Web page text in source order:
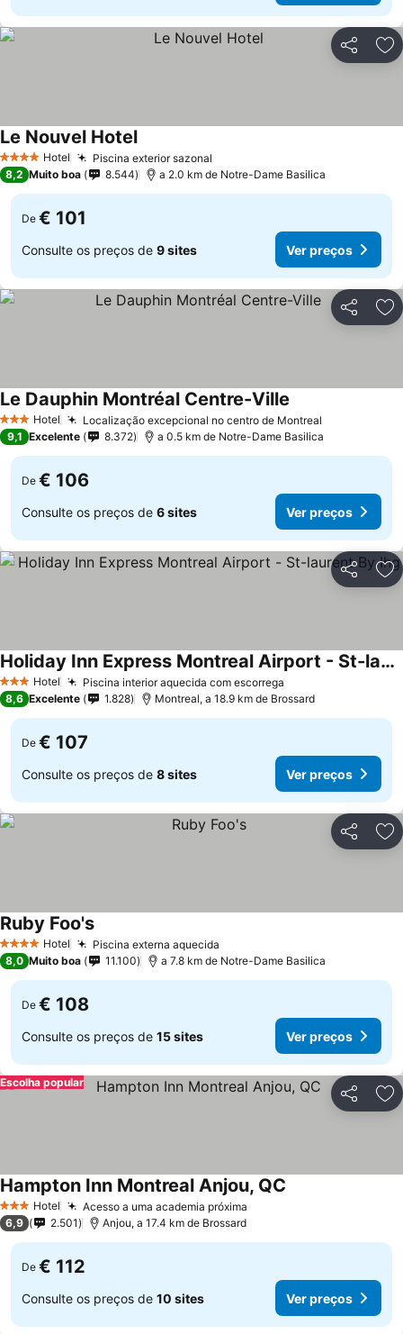
Partilhar
4 EstrelasHotel Piscina exterior sazonal
Le Nouvel Hotel
8,2 Muito boa 8.544 a 2.0 km de Notre-Dame Basilica
De € 101
Consulte os preços de 9 sites Ver preços
Partilhar
3 EstrelasHotel Localização excepcional no centro de Montreal
Le Dauphin Montréal Centre-Ville
9,1 Excelente 8.372 a 0.5 km de Notre-Dame Basilica
De € 106
Consulte os preços de 6 sites Ver preços
Partilhar
3 EstrelasHotel Piscina interior aquecida com escorrega
Holiday Inn Express Montreal Airport - St-laurent By Ihg
8,6 Excelente 1.828 Montreal, a 18.9 km de Brossard
De € 107
Consulte os preços de 8 sites Ver preços
Partilhar
4 EstrelasHotel Piscina externa aquecida
Ruby Foo's
8,0 Muito boa 11.100 a 7.8 km de Notre-Dame Basilica
De € 108
Consulte os preços de 15 sites Ver preços
Partilhar
Escolha popular
3 EstrelasHotel Acesso a uma academia próxima
Hampton Inn Montreal Anjou, QC
6,9 2.501 Anjou, a 17.4 km de Brossard
De € 112
Consulte os preços de 10 sites Ver preços